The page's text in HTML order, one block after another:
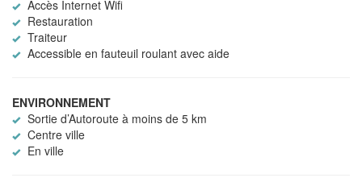
Accès Internet Wifi
Restauration
Traiteur
Accessible en fauteuil roulant avec aide
ENVIRONNEMENT
Sortie d’Autoroute à moins de 5 km
Centre ville
En ville